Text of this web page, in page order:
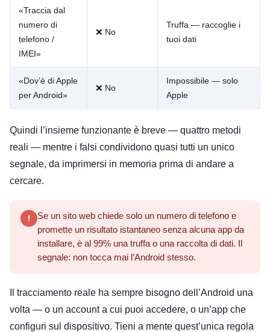
«Traccia dal
numero di
telefono /
IMEI»
❌ No
Truffa — raccoglie i
tuoi dati
«Dov’è di Apple
per Android»
❌ No
Impossibile — solo
Apple
Quindi l’insieme funzionante è breve — quattro metodi
reali — mentre i falsi condividono quasi tutti un unico
segnale, da imprimersi in memoria prima di andare a
cercare.
Se un sito web chiede solo un numero di telefono e
promette un risultato istantaneo senza alcuna app da
installare, è al 99% una truffa o una raccolta di dati. Il
segnale: non tocca mai l’Android stesso.
Il tracciamento reale ha sempre bisogno dell’Android una
volta — o un account a cui puoi accedere, o un’app che
configuri sul dispositivo. Tieni a mente quest’unica regola